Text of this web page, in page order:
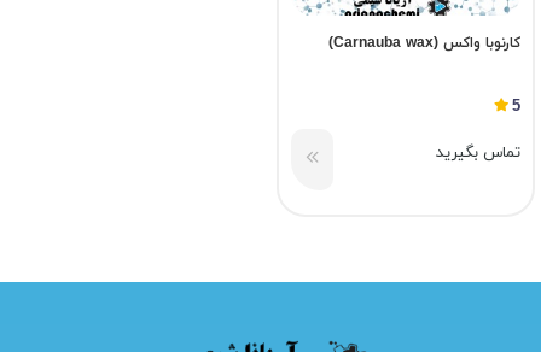
کارنوبا واکس (Carnauba wax)
5
تماس بگیرید